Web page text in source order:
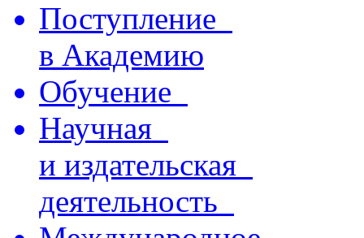
Поступление
в Академию
Обучение
Научная
и издательская
деятельность